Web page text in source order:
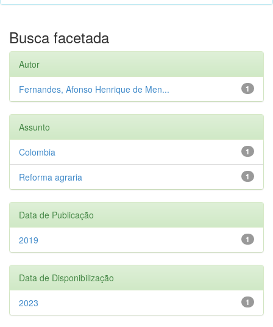
Busca facetada
Autor
1
Fernandes, Afonso Henrique de Men...
Assunto
1
Colombia
1
Reforma agraria
Data de Publicação
1
2019
Data de Disponibilização
1
2023